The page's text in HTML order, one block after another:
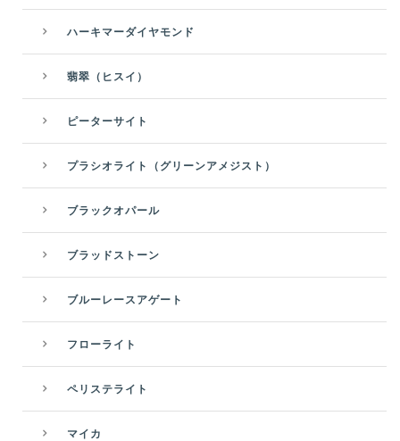
ハーキマーダイヤモンド
翡翠（ヒスイ）
ピーターサイト
プラシオライト（グリーンアメジスト）
ブラックオパール
ブラッドストーン
ブルーレースアゲート
フローライト
ペリステライト
マイカ